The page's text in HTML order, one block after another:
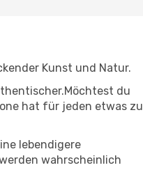
Kunst und Natur.
du
hat für jeden etwas zu
lebendigere
wahrscheinlich